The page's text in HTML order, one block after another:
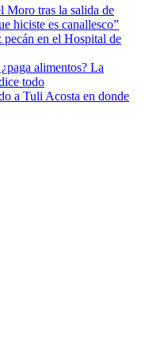
Moro tras la salida de
hiciste es canallesco”
en el Hospital de
alimentos? La
todo
a Tuli Acosta en donde